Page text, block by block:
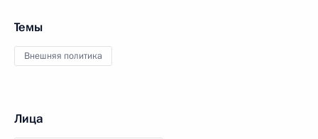
Темы
Внешняя политика
Лица